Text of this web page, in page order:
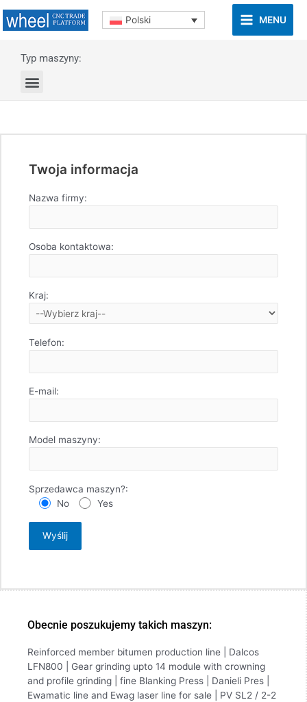
Polski MENU
Typ maszyny:
Twoja informacja
Nazwa firmy:
Osoba kontaktowa:
Kraj:
Telefon:
E-mail:
Model maszyny:
Sprzedawca maszyn?:
No
Yes
Obecnie poszukujemy takich maszyn:
Reinforced member bitumen production line | Dalcos
LFN800 | Gear grinding upto 14 module with crowning
and profile grinding | fine Blanking Press | Danieli Pres |
Ewamatic line and Ewag laser line for sale | PV SL2 / 2-2